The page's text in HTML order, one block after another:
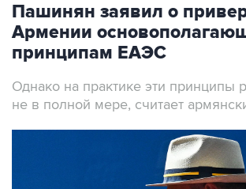
Пашинян заявил о
Армении
принципам ЕАЭС
Однако на практике эти принципы
не в полной мере, считает